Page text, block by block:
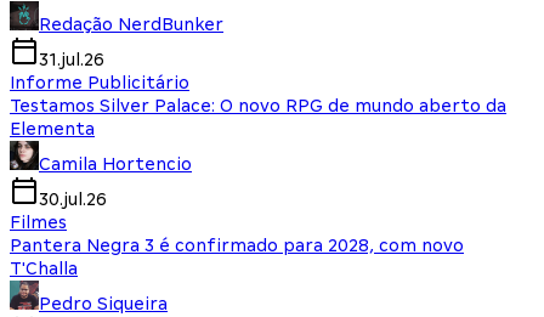
Redação NerdBunker
31.jul.26
Informe Publicitário
Testamos Silver Palace: O novo RPG de mundo aberto da
Elementa
Camila Hortencio
30.jul.26
Filmes
Pantera Negra 3 é confirmado para 2028, com novo
T'Challa
Pedro Siqueira